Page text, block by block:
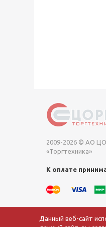
2009-2026 © АО
«Торгтехника»
К оплате
Данный веб-сайт